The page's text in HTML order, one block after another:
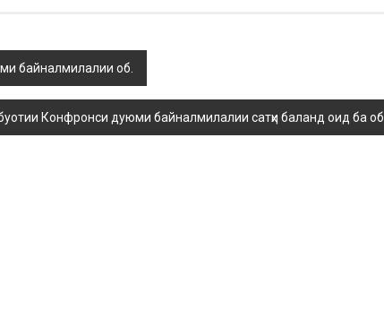
байналмилалии об.
Конфронси дуюми байналмилалии сатҳи баланд оид ба об.